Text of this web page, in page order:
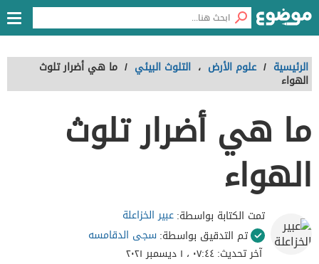
الرئيسية / علوم الأرض ، التلوث البيئي / ما هي أضرار تلوث
الهواء
ما هي أضرار تلوث
الهواء
تمت الكتابة بواسطة:عبير الخزاعلة
تم التدقيق بواسطة:سجى الدقامسه
آخر تحديث:٠٧:٤٤ ، ١ ديسمبر ٢٠٢١